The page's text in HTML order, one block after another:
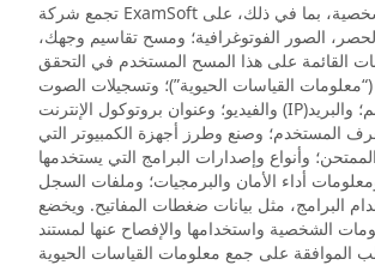
تجمع شركة ExamSoft المعلومات الشخصية، بما في ذلك، على
الصور الفوتوغرافية؛ ومسح تقاسيم وجهك،
القائمة على هذا المسح المستخدم في التحقق
القياسات الحيوية”)؛ وتسجيلات الصوت
والفيديو؛ وعنوان بروتوكول الإنترنت (IP)؛ والاسم؛ والبريد
المستخدم؛ وصنع وطرز أجهزة الكمبيوتر التي
وأنواع وإصدارات البرامج التي يستخدمها
أداء الأمان والبرمجيات؛ وملفات السجل
البرامج، مثل بيانات ضغطات المفاتيح. ويخضع
الشخصية واستخدامها والإفصاح عنها لمستند
الموافقة على جمع معلومات القياسات الحيوية